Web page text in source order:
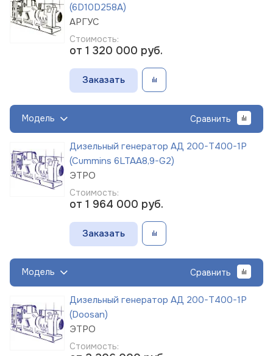
(6D10D258A)
АРГУС
Стоимость:
от 1 320 000 руб.
Заказать
Модель Сравнить
Дизельный генератор АД 200-Т400-1Р
(Cummins 6LTAA8,9-G2)
ЭТРО
Стоимость:
от 1 964 000 руб.
Заказать
Модель Сравнить
Дизельный генератор АД 200-Т400-1Р
(Doosan)
ЭТРО
Стоимость: